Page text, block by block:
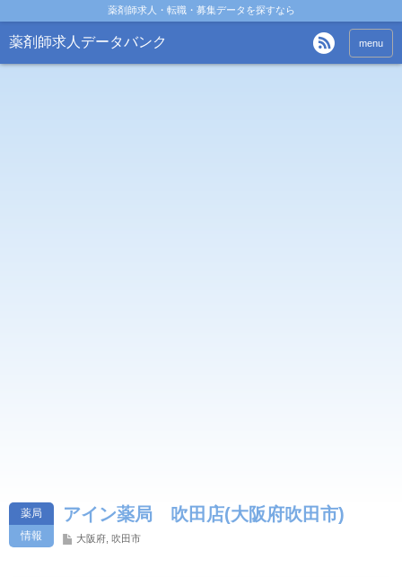
薬剤師求人・転職・募集データを探すなら
薬剤師求人データバンク menu
薬局
情報
アイン薬局 吹田店(大阪府吹田市)
大阪府 吹田市